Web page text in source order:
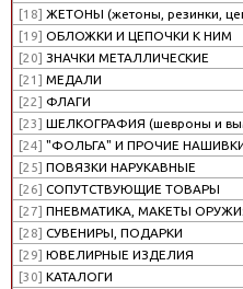
[18] ЖЕТОНЫ (жетоны, резинки,
[19] ОБЛОЖКИ И ЦЕПОЧКИ К НИМ
[20] ЗНАЧКИ МЕТАЛЛИЧЕСКИЕ
[21] МЕДАЛИ
[22] ФЛАГИ
[23] ШЕЛКОГРАФИЯ (шевроны и
[24] "ФОЛЬГА" И ПРОЧИЕ
[25] ПОВЯЗКИ НАРУКАВНЫЕ
[26] СОПУТСТВУЮЩИЕ ТОВАРЫ
[27] ПНЕВМАТИКА, МАКЕТЫ
[28] СУВЕНИРЫ, ПОДАРКИ
[29] ЮВЕЛИРНЫЕ ИЗДЕЛИЯ
[30] КАТАЛОГИ